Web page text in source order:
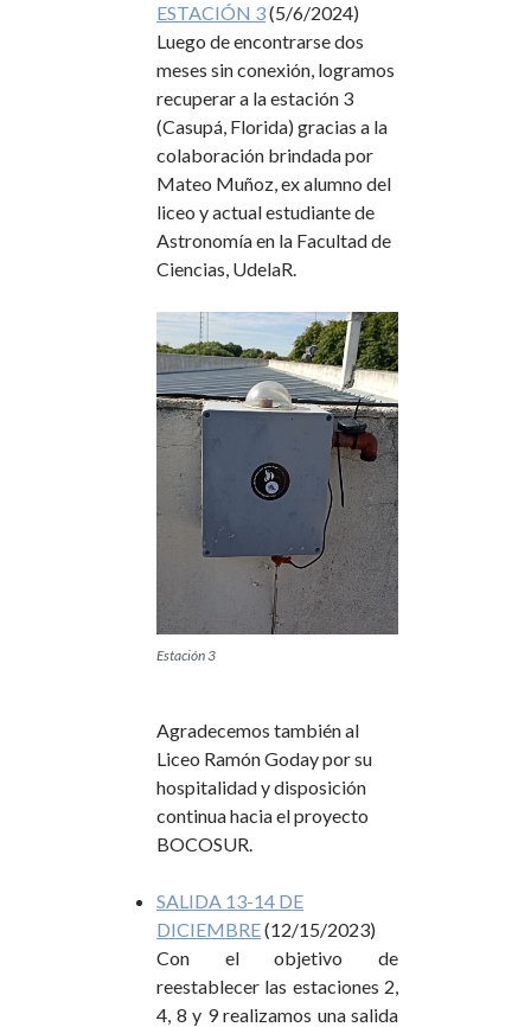
ESTACIÓN 3(5/6/2024)
Luego de encontrarse dos
meses sin conexión, logramos
recuperar a la estación 3
(Casupá, Florida) gracias a la
colaboración brindada por
Mateo Muñoz, ex alumno del
liceo y actual estudiante de
Astronomía en la Facultad de
Ciencias, UdelaR.
Estación 3
Agradecemos también al
Liceo Ramón Goday por su
hospitalidad y disposición
continua hacia el proyecto
BOCOSUR.
SALIDA 13-14 DE
DICIEMBRE(12/15/2023)
Con el objetivo de
reestablecer las estaciones 2,
4, 8 y 9 realizamos una salida